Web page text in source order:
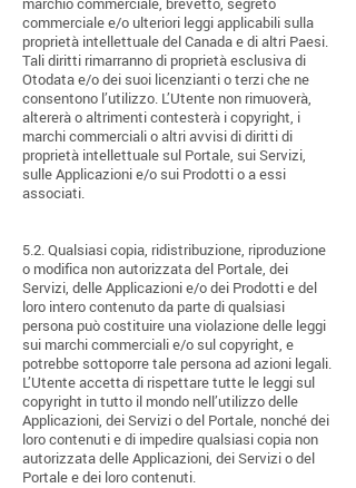
commerciale e/o ulteriori leggi applicabili sulla
proprietà intellettuale del Canada e di altri Paesi.
Tali diritti rimarranno di proprietà esclusiva di
Otodata e/o dei suoi licenzianti o terzi che ne
consentono l’utilizzo. L’Utente non rimuoverà,
altererà o altrimenti contesterà i copyright, i
marchi commerciali o altri avvisi di diritti di
proprietà intellettuale sul Portale, sui Servizi,
sulle Applicazioni e/o sui Prodotti o a essi
associati.
5.2. Qualsiasi copia, ridistribuzione, riproduzione
o modifica non autorizzata del Portale, dei
Servizi, delle Applicazioni e/o dei Prodotti e del
loro intero contenuto da parte di qualsiasi
persona può costituire una violazione delle leggi
sui marchi commerciali e/o sul copyright, e
potrebbe sottoporre tale persona ad azioni legali.
L’Utente accetta di rispettare tutte le leggi sul
copyright in tutto il mondo nell’utilizzo delle
Applicazioni, dei Servizi o del Portale, nonché dei
loro contenuti e di impedire qualsiasi copia non
autorizzata delle Applicazioni, dei Servizi o del
Portale e dei loro contenuti.